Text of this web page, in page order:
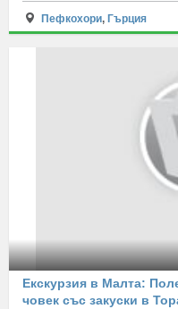
Пефкохори, Гърция
Екскурзия в Малта:
човек със закуски в